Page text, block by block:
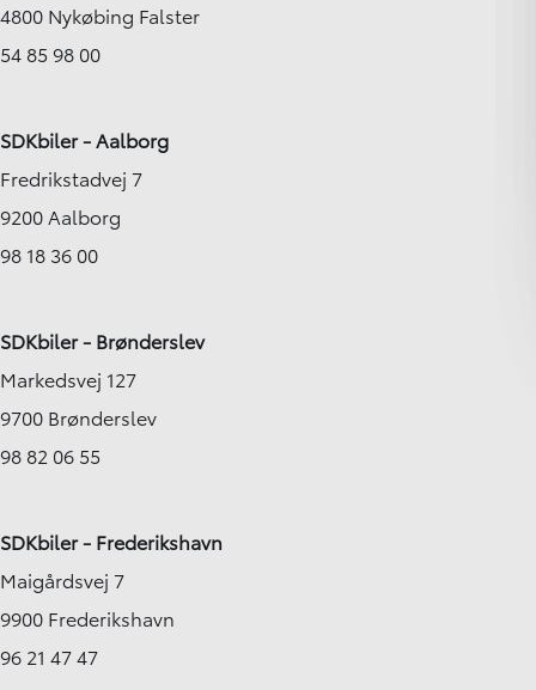
4800 Nykøbing Falster
54 85 98 00
SDKbiler - Aalborg
Fredrikstadvej 7
9200 Aalborg
98 18 36 00
SDKbiler - Brønderslev
Markedsvej 127
9700 Brønderslev
98 82 06 55
SDKbiler - Frederikshavn
Maigårdsvej 7
9900 Frederikshavn
96 21 47 47